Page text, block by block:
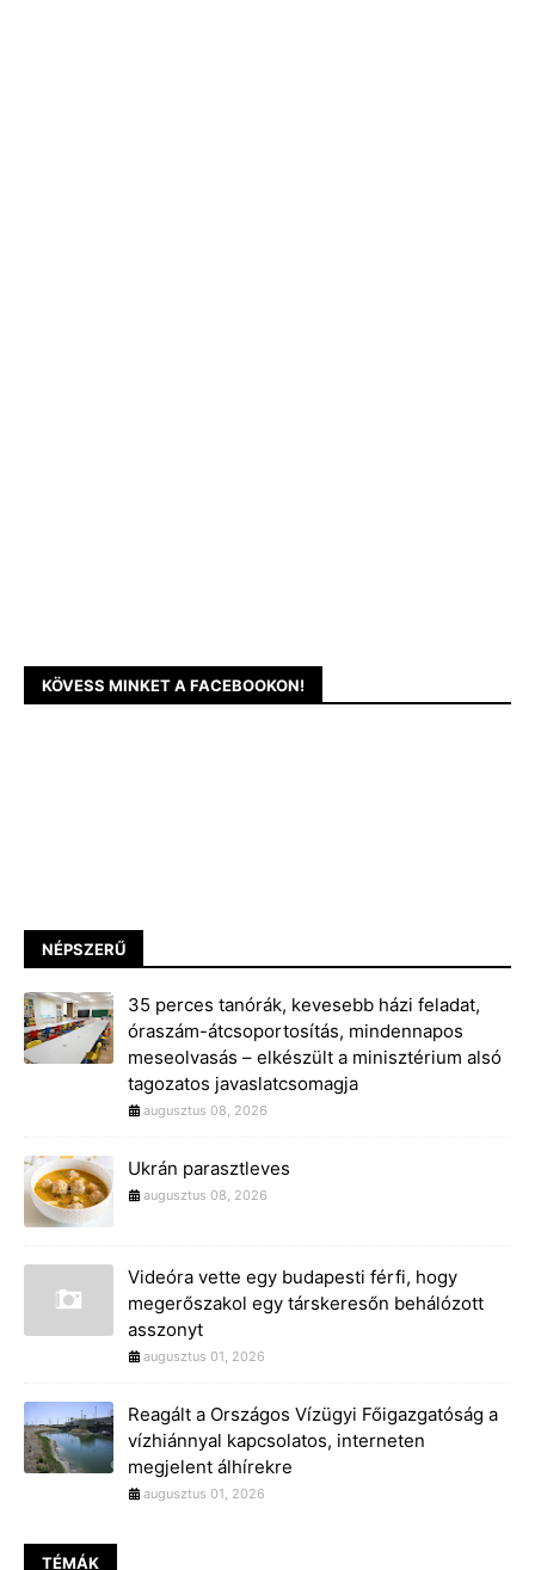
KÖVESS MINKET A FACEBOOKON!
NÉPSZERŰ
35 perces tanórák, kevesebb házi feladat,
óraszám-átcsoportosítás, mindennapos
meseolvasás – elkészült a minisztérium alsó
tagozatos javaslatcsomagja
augusztus 08, 2026
Ukrán parasztleves
augusztus 08, 2026
Videóra vette egy budapesti férfi, hogy
megerőszakol egy társkeresőn behálózott
asszonyt
augusztus 01, 2026
Reagált a Országos Vízügyi Főigazgatóság a
vízhiánnyal kapcsolatos, interneten
megjelent álhírekre
augusztus 01, 2026
TÉMÁK